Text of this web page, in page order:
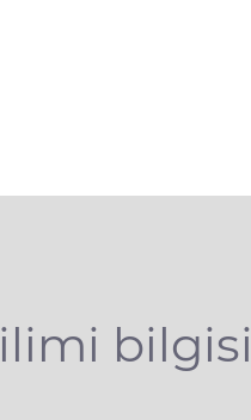
bilgisi